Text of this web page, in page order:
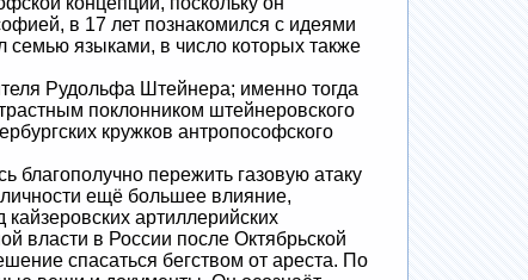
в 17 лет познакомился с идеями
языками, в число которых также
Рудольфа Штейнера; именно тогда
поклонником штейнеровского
кружков антропософского
пережить газовую атаку
ещё большее влияние,
артиллерийских
власти в России после Октябрьской
спасаться бегством от ареста. По